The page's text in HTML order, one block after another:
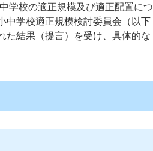
学校の適正規模及び適正配置につ
中学校適正規模検討委員会（以下
た結果（提言）を受け、具体的な